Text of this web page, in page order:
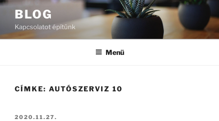
Tartalomhoz
BLOG
Kapcsolatot építünk
Menü
CÍMKE: AUTÓSZERVIZ 10
BEKÜLDVE:
2020.11.27.